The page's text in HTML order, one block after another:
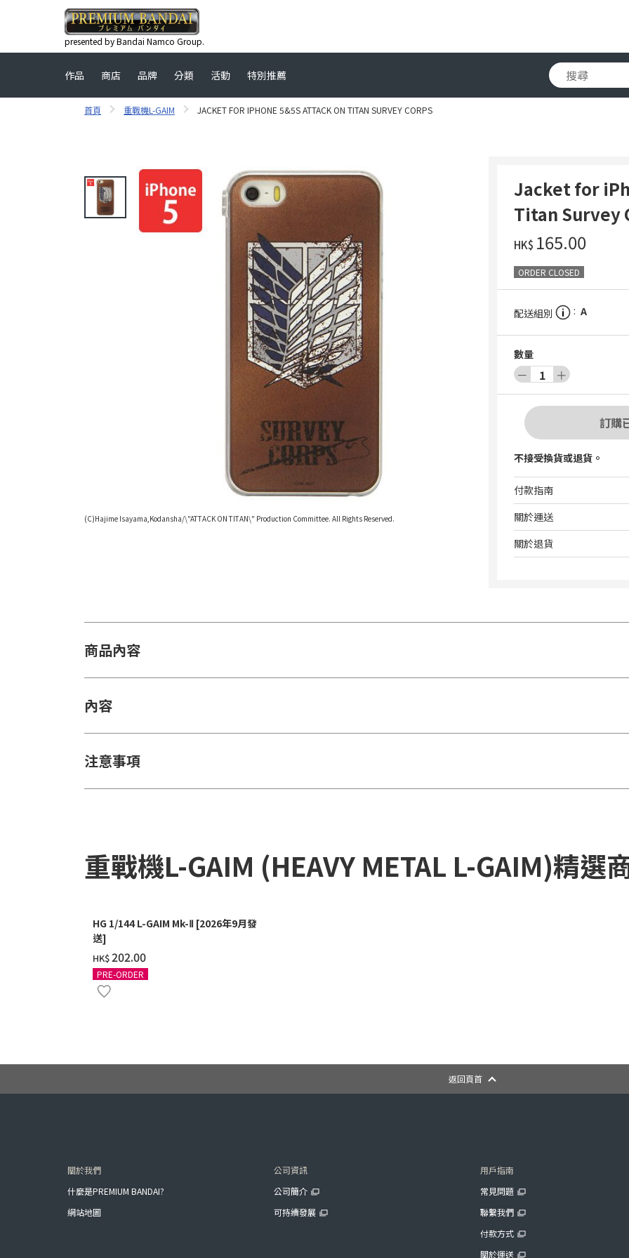
presented by Bandai Namco Group.
作品 商店 品牌 分類 活動 特別推薦
首頁 重戰機L-GAIM JACKET FOR IPHONE 5&5S ATTACK ON TITAN SURVEY CORPS
(C)Hajime Isayama,Kodansha/\"ATTACK ON TITAN\" Production Committee. All Rights Reserved.
Jacket for
Titan Survey
HK$ ‌165.00
ORDER CLOSED
配送組別 A
數量
－ 1 ＋
訂購
不接受換貨或退貨。
付款指南
關於運送
關於退貨
商品內容
內容
注意事項
重戰機L-GAIM (HEAVY METAL L-GAIM)精選
HG 1/144 L-GAIM Mk-Ⅱ [2026年9月發
送]
HK$‌202.00
PRE-ORDER
返回頁首
關於我們
什麼是PREMIUM BANDAI?
網站地圖
公司資訊
公司簡介
可持續發展
用戶指南
常見問題
聯繫我們
付款方式
關於運送